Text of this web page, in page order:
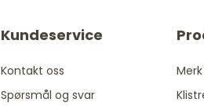
Kundeservice
Kontakt oss
Spørsmål og svar